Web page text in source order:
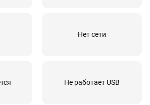
Нет сети
Не работает USB